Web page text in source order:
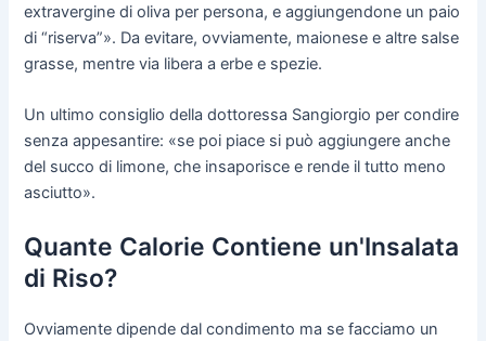
extravergine di oliva per persona, e aggiungendone un paio
di “riserva”». Da evitare, ovviamente, maionese e altre salse
grasse, mentre via libera a erbe e spezie.
Un ultimo consiglio della dottoressa Sangiorgio per condire
senza appesantire: «se poi piace si può aggiungere anche
del succo di limone, che insaporisce e rende il tutto meno
asciutto».
Quante Calorie Contiene un'Insalata
di Riso?
Ovviamente dipende dal condimento ma se facciamo un